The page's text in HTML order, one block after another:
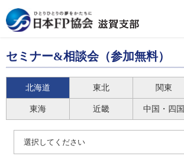
セミナー&相談会（参加無料）
北海道 東北 関東
東海 近畿 中国・四国
選択してください